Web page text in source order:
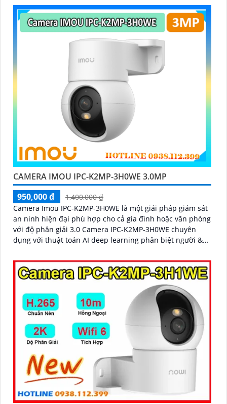
CAMERA IMOU IPC-K2MP-3H0WE 3.0MP
950,000 ₫
1,400,000 ₫
Camera Imou IPC-K2MP-3H0WE là một giải pháp giám sát
an ninh hiện đại phù hợp cho cả gia đình hoặc văn phòng
với độ phân giải 3.0 Camera IPC-K2MP-3H0WE chuyên
dụng với thuật toán AI deep learning phân biệt người &